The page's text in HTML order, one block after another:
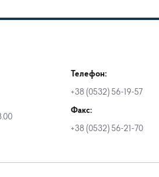
Телефон:
+38 (0532) 56-19-57
Факс:
+38 (0532) 56-21-70